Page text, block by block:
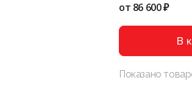
от 86 600 ₽
В
Показано